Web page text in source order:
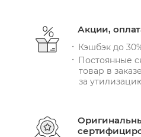
Акции,
Кэшбэк до
Постоянные
товар в
за